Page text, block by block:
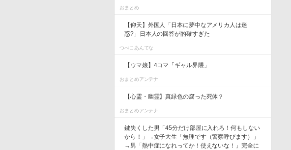
おまとめ
【仰天】外国人「日本に夢中なアメリカ人は迷
惑?」日本人の回答が的確すぎた
つべこあんてな
【ウマ娘】4コマ「ギャル界隈」
おまとめアンテナ
【心霊・幽霊】真緑色の腐った死体？
おまとめアンテナ
鍵失くした男「45分だけ部屋に入れろ！何もしない
から！」→女子大生「無理です（警察呼びます）」
→男「熱中症になれってか！使えないな！」完全に